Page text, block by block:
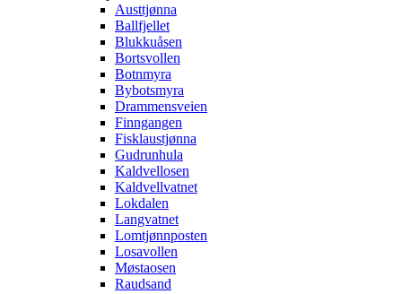
Austtjønna
Ballfjellet
Blukkuåsen
Bortsvollen
Botnmyra
Bybotsmyra
Drammensveien
Finngangen
Fisklaustjønna
Gudrunhula
Kaldvellosen
Kaldvellvatnet
Lokdalen
Langvatnet
Lomtjønnposten
Losavollen
Møstaosen
Raudsand